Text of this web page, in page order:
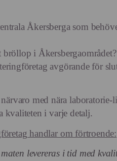
Åkersberga som
bröllop i Åkersbergaområdet?
avgörande för
med nära laboratorie-
kvaliteten i varje detalj.
handlar om förtroende:
levereras i tid med